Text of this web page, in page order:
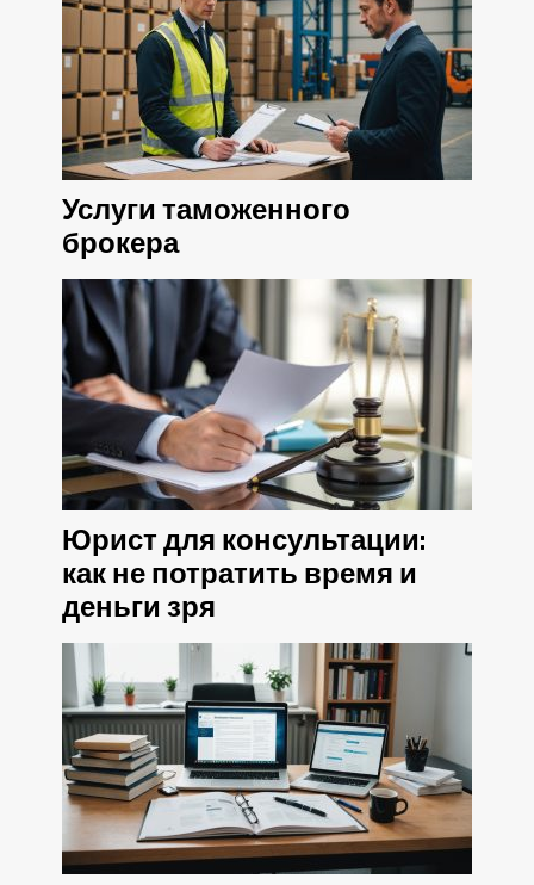
Услуги таможенного
брокера
Юрист для консультации:
как не потратить время и
деньги зря